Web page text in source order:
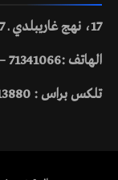
17، نهج غاريبلدي ـ 1007 تونس
الهاتف :71341066 – 71335025 – 71336386
تلكس براس : 13880 TN – تلفاكس :71336584